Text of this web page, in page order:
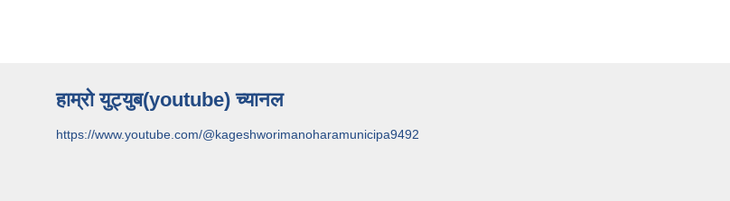
हाम्रो युट्युब(youtube) च्यानल
https://www.youtube.com/@kageshworimanoharamunicipa9492